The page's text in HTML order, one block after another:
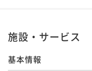
施設・サービス
基本情報